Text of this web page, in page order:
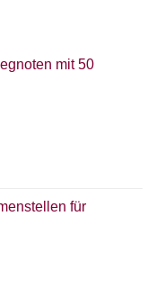
mit 50
für